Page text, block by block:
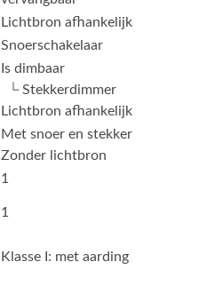
Lichtbron afhankelijk
Snoerschakelaar
Is dimbaar
└ Stekkerdimmer
Lichtbron afhankelijk
Met snoer en stekker
Zonder lichtbron
1
1
Klasse I: met aarding